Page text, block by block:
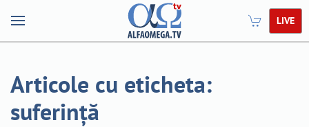
LIVE
Articole cu eticheta:
suferință